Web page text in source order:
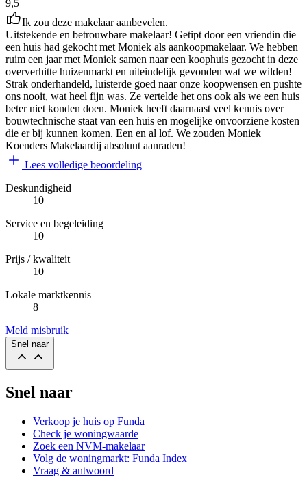
9,5
Ik zou deze makelaar aanbevelen.
Uitstekende en betrouwbare makelaar! Getipt door een vriendin die
een huis had gekocht met Moniek als aankoopmakelaar. We hebben
ruim een jaar met Moniek samen naar een koophuis gezocht in deze
oververhitte huizenmarkt en uiteindelijk gevonden wat we wilden!
Strak onderhandeld, luisterde goed naar onze koopwensen en pushte
ons nooit, wat heel fijn was. Ze vertelde het ons ook als we een huis
beter niet konden doen. Moniek heeft daarnaast veel kennis over
bouwtechnische staat van een huis en mogelijke onvoorziene kosten
die er bij kunnen komen. Een en al lof. We zouden Moniek
Koenders Makelaardij absoluut aanraden!
Lees volledige beoordeling
Deskundigheid
10
Service en begeleiding
10
Prijs / kwaliteit
10
Lokale marktkennis
8
Meld misbruik
Snel naar
Snel naar
Verkoop je huis op Funda
Check je woningwaarde
Zoek een NVM-makelaar
Volg de woningmarkt: Funda Index
Vraag & antwoord